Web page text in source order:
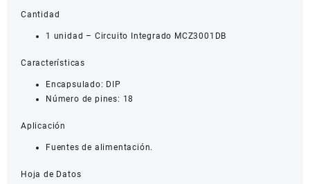
Cantidad
1 unidad – Circuito Integrado MCZ3001DB
Características
Encapsulado: DIP
Número de pines: 18
Aplicación
Fuentes de alimentación.
Hoja de Datos